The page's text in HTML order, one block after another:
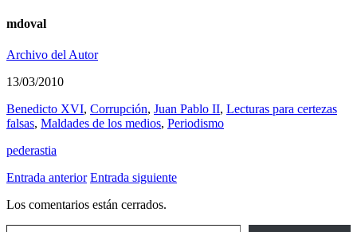
mdoval
Archivo del Autor
13/03/2010
Benedicto XVI, Corrupción, Juan Pablo II, Lecturas para certezas
falsas, Maldades de los medios, Periodismo
pederastia
Entrada anterior Entrada siguiente
Los comentarios están cerrados.
Escribe tu correo electrónico…